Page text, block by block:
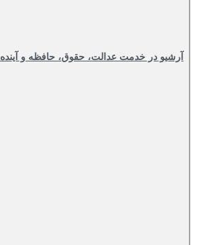
آرشیو در خدمت عدالت، حقوق، حافظه و آینده‌